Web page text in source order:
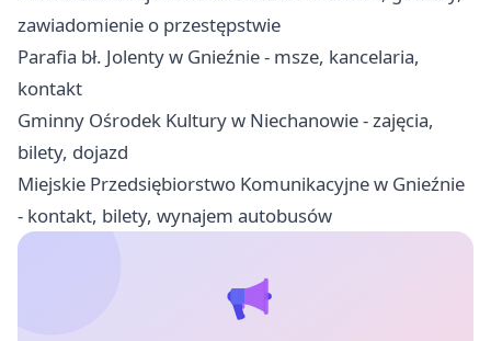
zawiadomienie o przestępstwie
Parafia bł. Jolenty w Gnieźnie - msze, kancelaria,
kontakt
Gminny Ośrodek Kultury w Niechanowie - zajęcia,
bilety, dojazd
Miejskie Przedsiębiorstwo Komunikacyjne w Gnieźnie
- kontakt, bilety, wynajem autobusów